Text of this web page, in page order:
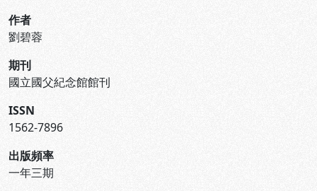
作者
劉碧蓉
期刊
國立國父紀念館館刊
ISSN
1562-7896
出版頻率
一年三期